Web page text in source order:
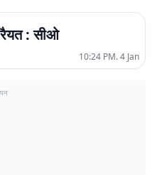
: सीओ
10:24 PM. 4 Jan